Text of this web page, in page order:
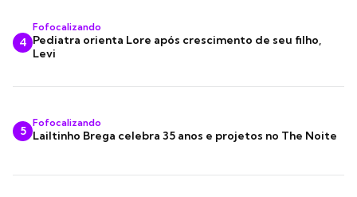
4
Fofocalizando
Pediatra orienta Lore após crescimento de seu filho,
Levi
5
Fofocalizando
Lailtinho Brega celebra 35 anos e projetos no The Noite